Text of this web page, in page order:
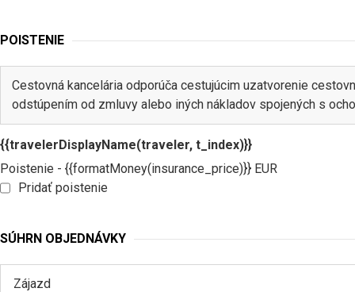
POISTENIE
Cestovná kancelária odporúča cestujúcim uzatvorenie
odstúpením od zmluvy alebo iných nákladov spojených s
{{travelerDisplayName(traveler, t_index)}}
Poistenie - {{formatMoney(insurance_price)}} EUR
Pridať poistenie
SÚHRN OBJEDNÁVKY
Zájazd